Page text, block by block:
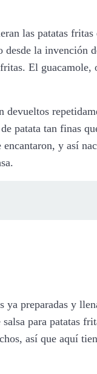
las patatas
la invención
El guacamole,
devueltos
patata tan finas
y así
preparadas y
para patatas
así que aquí